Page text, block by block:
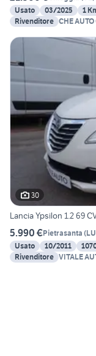
Usato
03/2025 1
Rivenditore CHE
30
Lancia Ypsilon 1.2 69
5.990 €Pietrasanta (LU
Usato
10/2011
Rivenditore VITALE